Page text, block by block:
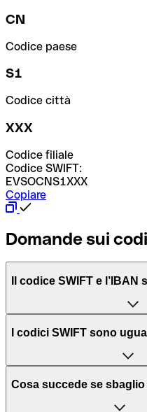
CN
Codice paese
S1
Codice città
XXX
Codice filiale
Codice SWIFT:
EVSOCNS1XXX
Copiare
Domande sui
Il codice SWIFT e
L'acronimo SWIFT sta per
per l’elaborazione dei
Il BIC, invece, sta per
I codici SWIFT sono
Dipende dalle banche. In
Cosa succede se sbaglio